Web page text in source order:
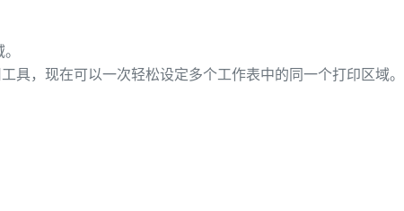
具，现在可以一次轻松设定多个工作表中的同一个打印区域。